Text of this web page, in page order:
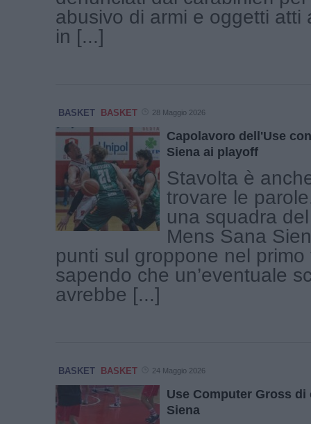
abusivo di armi e oggetti atti
in [...]
BASKET BASKET 28 Maggio 2026
Capolavoro dell'Use
Siena ai playoff
Stavolta è
trovare le
una squadra
Mens Sana
punti sul groppone nel primo
sapendo che un’eventuale
avrebbe [...]
BASKET BASKET 24 Maggio 2026
Use Computer Gross di
Siena